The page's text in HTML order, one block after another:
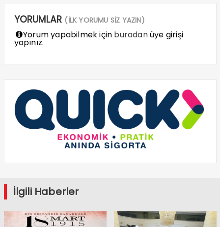
YORUMLAR (İLK YORUMU SİZ YAZIN)
Yorum yapabilmek için buradanüye girişi
yapınız.
İlgili Haberler